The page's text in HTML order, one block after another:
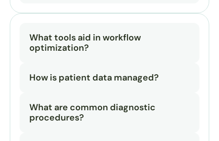
What tools aid in workflow
optimization?
How is patient data managed?
What are common diagnostic
procedures?